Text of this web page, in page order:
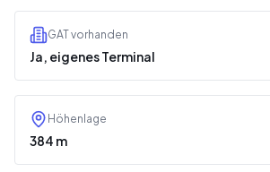
GAT vorhanden
Ja, eigenes Terminal
Höhenlage
384 m